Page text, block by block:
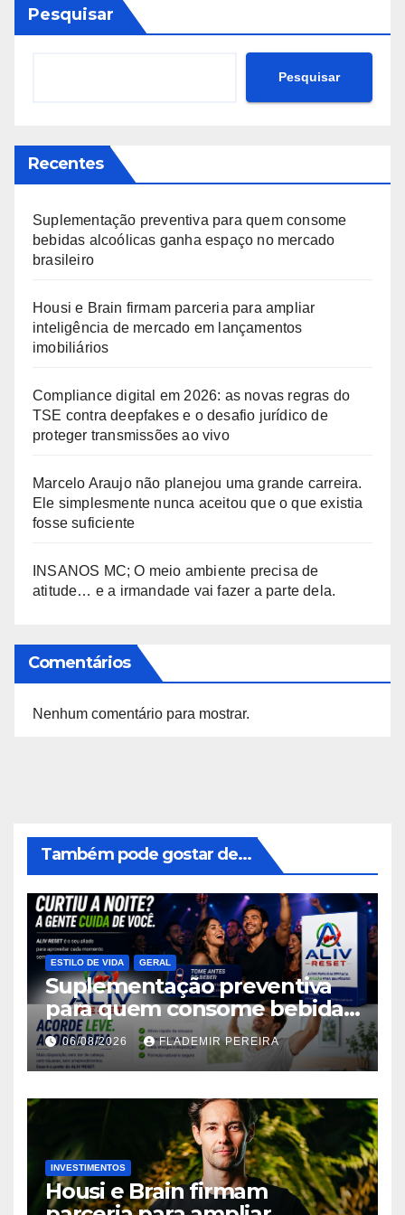
Pesquisar
Pesquisar
Recentes
Suplementação preventiva para quem consome
bebidas alcoólicas ganha espaço no mercado
brasileiro
Housi e Brain firmam parceria para ampliar
inteligência de mercado em lançamentos
imobiliários
Compliance digital em 2026: as novas regras do
TSE contra deepfakes e o desafio jurídico de
proteger transmissões ao vivo
Marcelo Araujo não planejou uma grande carreira.
Ele simplesmente nunca aceitou que o que existia
fosse suficiente
INSANOS MC; O meio ambiente precisa de
atitude… e a irmandade vai fazer a parte dela.
Comentários
Nenhum comentário para mostrar.
Também pode gostar de...
ESTILO DE VIDA GERAL
Suplementação preventiva
para quem consome bebidas
alcoólicas ganha espaço no
mercado brasileiro
06/08/2026 FLADEMIR PEREIRA
INVESTIMENTOS
Housi e Brain firmam